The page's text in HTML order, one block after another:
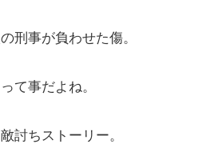
刑事が負わせた傷。
て事だよね。
討ちストーリー。